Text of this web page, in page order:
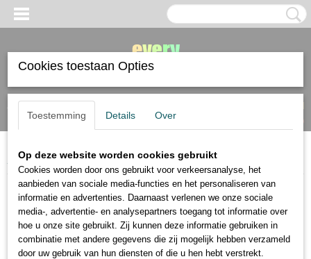
Inloggen Registreren
(0)
Home>Panpastel
Sorteer op:
1 2 »
Cookies toestaan Opties
Toestemming Details Over
Op deze website worden cookies gebruikt
Cookies worden door ons gebruikt voor verkeersanalyse, het
aanbieden van sociale media-functies en het personaliseren van
informatie en advertenties. Daarnaast verlenen we onze sociale
media-, advertentie- en analysepartners toegang tot informatie over
hoe u onze site gebruikt. Zij kunnen deze informatie gebruiken in
combinatie met andere gegevens die zij mogelijk hebben verzameld
door uw gebruik van hun diensten of die u hen hebt verstrekt.